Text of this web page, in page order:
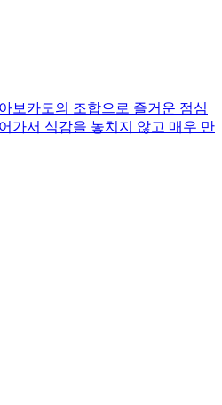
보카도의 조합으로 즐거운 점심
가서 식감을 놓치지 않고 매우 만